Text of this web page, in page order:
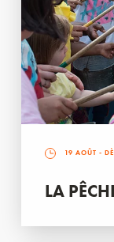
19 AOÛT -
LA